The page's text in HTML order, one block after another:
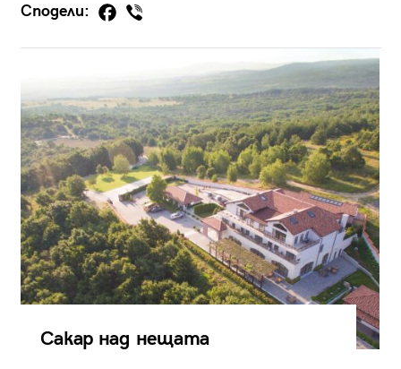
Сподели:
Сакар над нещата